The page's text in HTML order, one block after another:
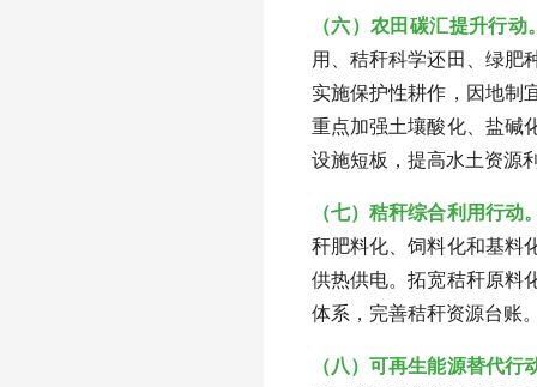
（六）农田碳汇提升行动
用、秸秆科学还田、绿肥
实施保护性耕作，因地制
重点加强土壤酸化、盐碱
设施短板，提高水土资源
（七）秸秆综合利用行动
秆肥料化、饲料化和基料
供热供电。拓宽秸秆原料
体系，完善秸秆资源台账
（八）可再生能源替代行